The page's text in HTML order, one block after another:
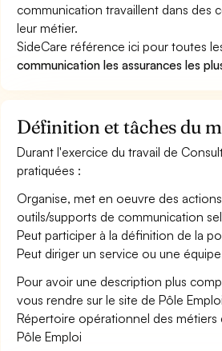
communication travaillent dans des
leur métier.
SideCare référence ici pour toutes
communication les assurances les
Définition et tâches du
Durant l'exercice du travail de
pratiquées :
Organise, met en oeuvre des
outils/supports de communication
Peut participer à la définition de la
Peut diriger un service ou une
Pour avoir une description plus
vous rendre sur le site de Pôle
Répertoire opérationnel des
Pôle Emploi